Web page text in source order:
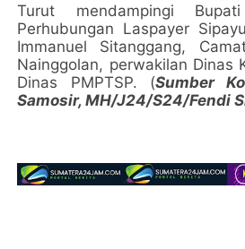
Turut mendampingi
Perhubungan Laspayer
Immanuel Sitanggang,
Nainggolan, perwakilan Dinas
Dinas PMPTSP. (Sumber
Samosir, MH/J24/S24/Fendi